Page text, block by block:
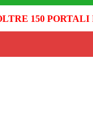
150 PORTALI